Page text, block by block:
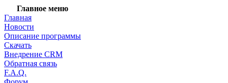
Главное меню
Главная
Новости
Описание программы
Скачать
Внедрение CRM
Обратная связь
F.A.Q.